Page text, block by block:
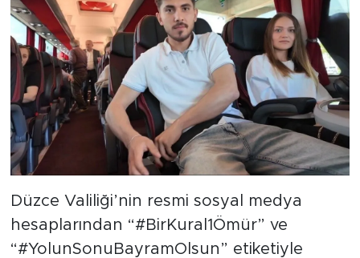
Düzce Valiliği’nin resmi sosyal medya
hesaplarından “#BirKural1Ömür” ve
“#YolunSonuBayramOlsun” etiketiyle